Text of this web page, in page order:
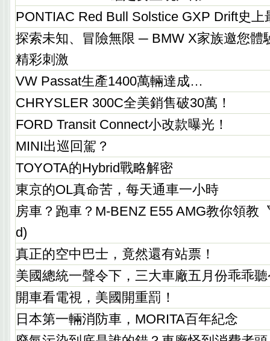
PONTIAC Red Bull Solstice GXP Drift史上
探索未知、冒險無限 ─ BMW X家族邀您體
精彩刺激
VW Passat生產1400萬輛達成…
CHRYSLER 300C全美銷售破30萬！
FORD Transit Connect小改款曝光！
MINI出巡回駕？
TOYOTA的Hybrid戰略解密
東京的OL真命苦，每天通車一小時
房車？跑車？M-BENZ E55 AMG教你領教
d)
真正的空中巴士，竟然還有站票！
美國總統一聲令下，三大車廠五月份乖乖
開車看電視，美國開重罰！
日本第一輛消防車，MORITA百年紀念